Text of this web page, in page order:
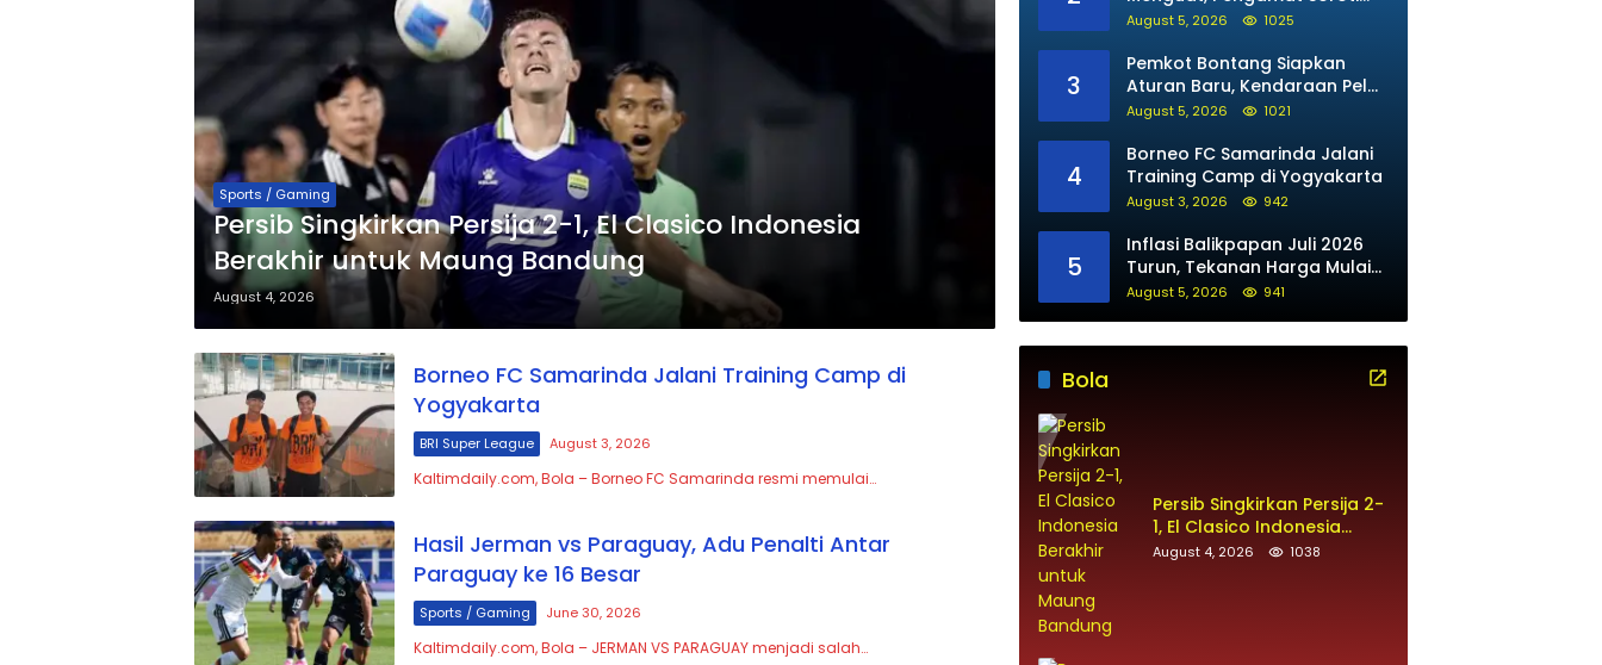
Sports / Gaming
Persib Singkirkan Persija 2-1, El Clasico Indonesia
Berakhir untuk Maung Bandung
August 4, 2026
Borneo FC Samarinda Jalani Training Camp di
Yogyakarta
BRI Super League August 3, 2026
Kaltimdaily.com, Bola – Borneo FC Samarinda resmi memulai…
Hasil Jerman vs Paraguay, Adu Penalti Antar
Paraguay ke 16 Besar
Sports / Gaming June 30, 2026
Kaltimdaily.com, Bola – JERMAN VS PARAGUAY menjadi salah…
Arah Kepemimpinan Polri
August 5, 2026 1025
3
Pemkot Bontang Siapkan
Aturan Baru, Kendaraan Pelat
Luar Tak Bisa Beli BBM Subsidi
August 5, 2026 1021
4
Borneo FC Samarinda Jalani
Training Camp di Yogyakarta
August 3, 2026 942
5
Inflasi Balikpapan Juli 2026
Turun, Tekanan Harga Mulai
Mereda
August 5, 2026 941
Bola
Persib Singkirkan Persija 2-
1, El Clasico Indonesia
Berakhir untuk Maung
August 4, 2026 1038